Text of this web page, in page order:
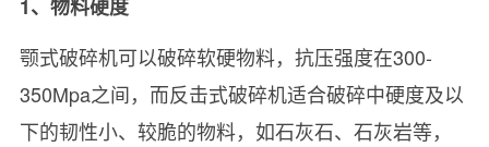
1、物料硬度
颚式破碎机可以破碎软硬物料，抗压强度在300-
350Mpa之间，而反击式破碎机适合破碎中硬度及以
下的韧性小、较脆的物料，如石灰石、石灰岩等，